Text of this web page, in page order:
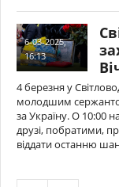
6-03-2025,
16:13
4 березня у
молодшим
за Україну. О 10:00
друзі, побратими,
віддати останню